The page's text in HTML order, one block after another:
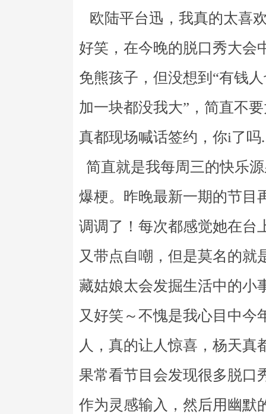
欧陆平台迅，我真的太喜
好笑，在今晚的脱口秀大会
免熊孩子，但没想到“有钱
加一块都没我大”，简直不
真都现场喊话签约，你i了吗.
简直就是我每周三的快乐
爆梗。昨晚最新一期的节目
调调了！每次都感觉她在台
又带点自嘲，但是莫名的就
藏姑娘太会发掘生活中的小
又好笑～不愧是我心目中今
人，真的让人惊喜，杨天真
果常看节目会发现很多脱口
作为灵感输入，然后用幽默